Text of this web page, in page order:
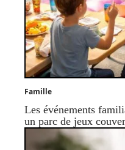
Famille
Les événements
un parc de jeux